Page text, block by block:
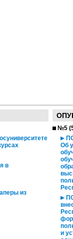
в
из
№5
Об
и